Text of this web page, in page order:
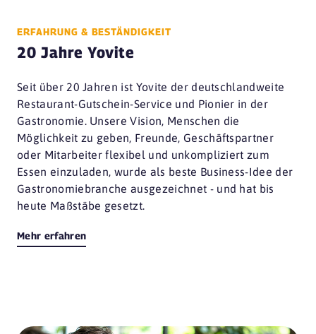
ERFAHRUNG & BESTÄNDIGKEIT
20 Jahre Yovite
Seit über 20 Jahren ist Yovite der deutschlandweite
Restaurant-Gutschein-Service und Pionier in der
Gastronomie. Unsere Vision, Menschen die
Möglichkeit zu geben, Freunde, Geschäftspartner
oder Mitarbeiter flexibel und unkompliziert zum
Essen einzuladen, wurde als beste Business-Idee der
Gastronomiebranche ausgezeichnet - und hat bis
heute Maßstäbe gesetzt.
Mehr erfahren